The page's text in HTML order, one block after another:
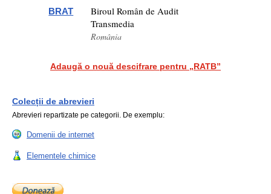
BRAT
Biroul Român de Audit
Transmedia
România
Adaugă o nouă descifrare pentru „RATB”
Colecții de abrevieri
Abrevieri repartizate pe categorii. De exemplu:
Domenii de internet
Elementele chimice